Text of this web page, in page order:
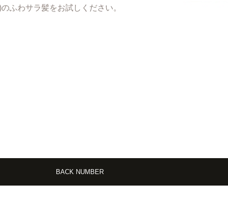
ふわサラ髪をお試しください。
BACK NUMBER